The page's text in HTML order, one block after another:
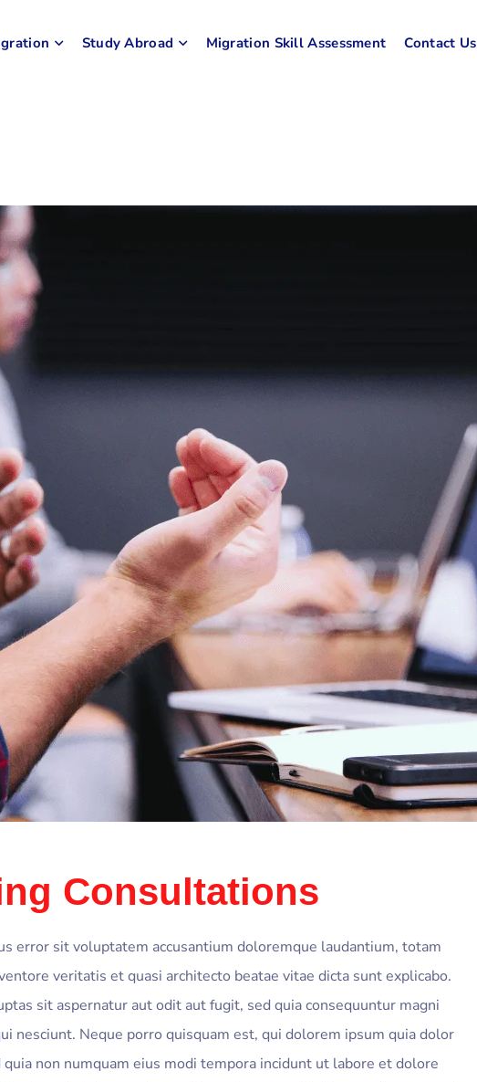
Study Abroad Migration Skill Assessment Contact Us
Consultations
error sit voluptatem accusantium doloremque laudantium, totam
veritatis et quasi architecto beatae vitae dicta sunt explicabo.
sit aspernatur aut odit aut fugit, sed quia consequuntur magni
nesciunt. Neque porro quisquam est, qui dolorem ipsum quia dolor
non numquam eius modi tempora incidunt ut labore et dolore